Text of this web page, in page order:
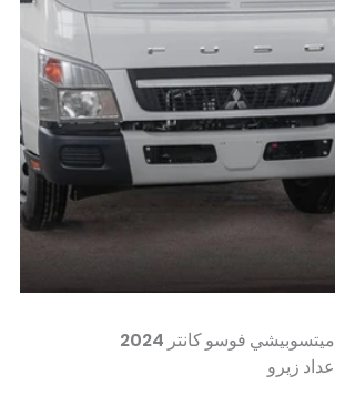
ميتسوبيشي فوسو كانتر 2024
عداد زيرو